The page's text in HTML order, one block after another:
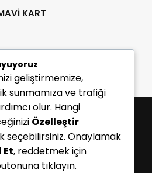
KART
geliştirmemize,
sunmamıza ve trafiği
olur. Hangi
Özelleştir
seçebilirsiniz. Onaylamak
Et, reddetmek için
tıklayın.